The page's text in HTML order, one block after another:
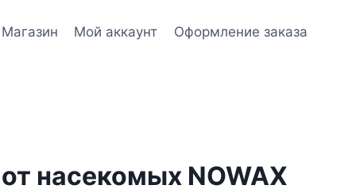
Магазин Мой аккаунт Оформление заказа
насекомых NOWAX